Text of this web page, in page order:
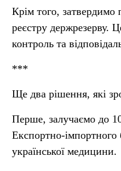
Крім того,
реєстру держрезерву.
контроль та
***
Ще два рішення, які
Перше, залучаємо до
Експортно-
української медицини.